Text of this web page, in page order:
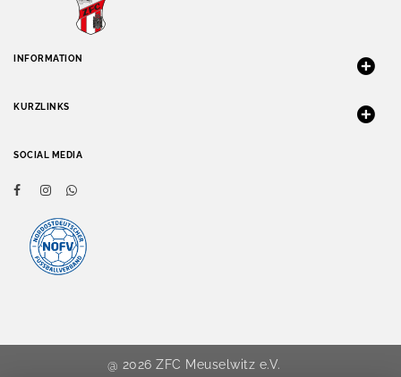
INFORMATION
KURZLINKS
SOCIAL MEDIA
@ 2026 ZFC Meuselwitz e.V.